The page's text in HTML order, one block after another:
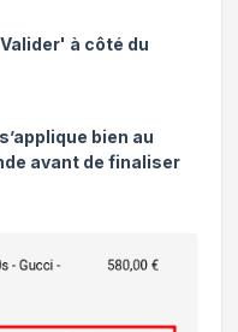
à côté du
bien au
avant de finaliser